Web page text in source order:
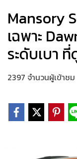
Mansory
เฉพาะ
ระดับเบา ที่
2397 จำนวนผู้เข้าชม